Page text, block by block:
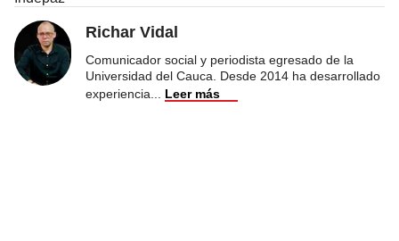
Richar Vidal
Comunicador social y periodista egresado de la
Universidad del Cauca. Desde 2014 ha desarrollado
experiencia
Leer más